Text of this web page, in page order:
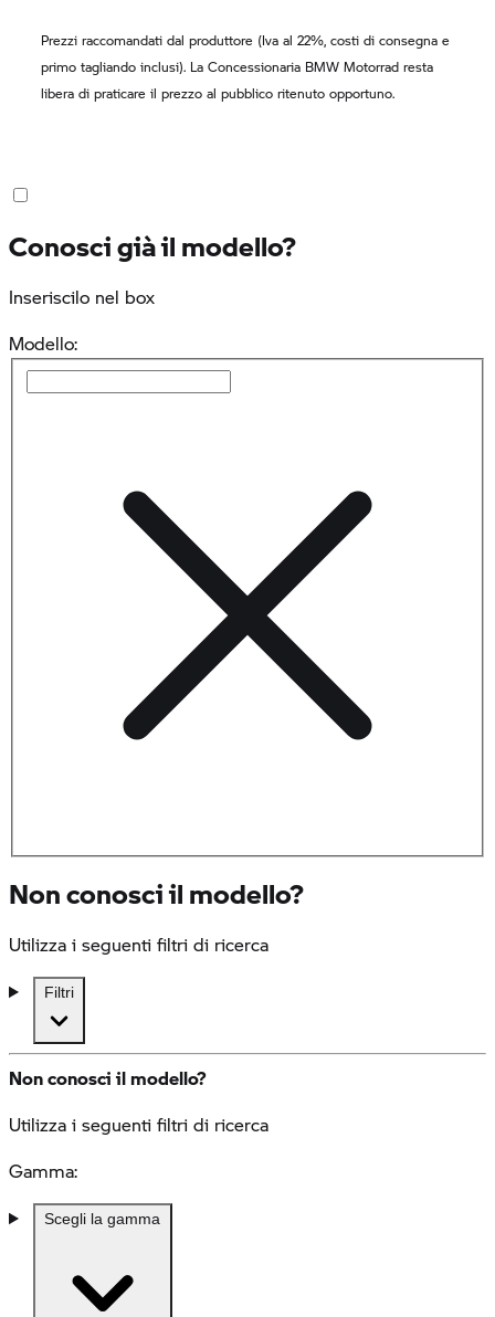
Prezzi raccomandati dal produttore (Iva al 22%, costi di consegna e
primo tagliando inclusi). La Concessionaria BMW Motorrad resta
libera di praticare il prezzo al pubblico ritenuto opportuno.